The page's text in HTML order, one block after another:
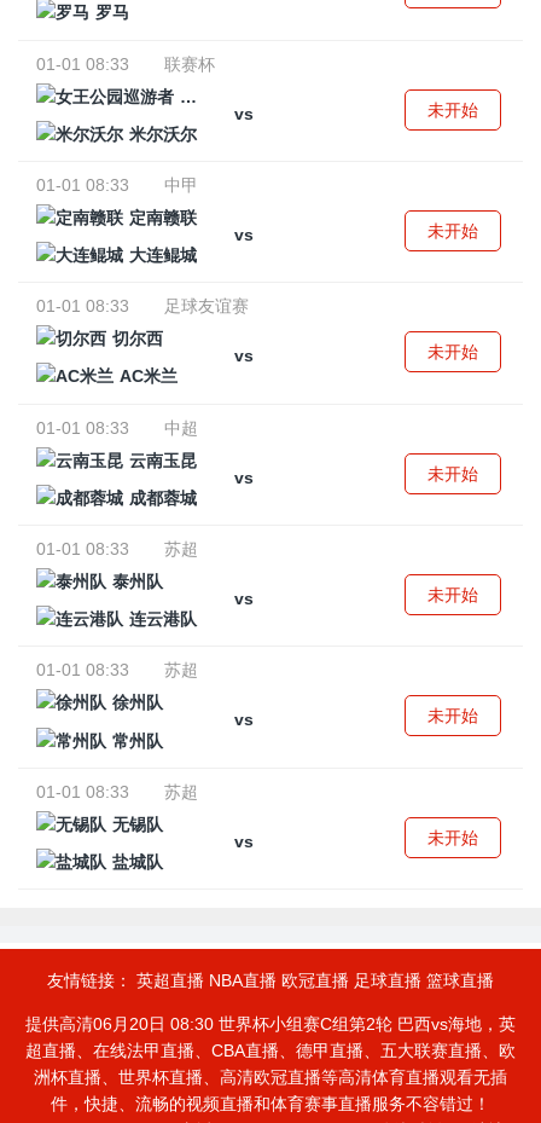
罗马
01-01 08:33
联赛杯
女王公园巡游者
vs
米尔沃尔
未开始
01-01 08:33
中甲
定南赣联
vs
大连鲲城
未开始
01-01 08:33
足球友谊赛
切尔西
vs
AC米兰
未开始
01-01 08:33
中超
云南玉昆
vs
成都蓉城
未开始
01-01 08:33
苏超
泰州队
vs
连云港队
未开始
01-01 08:33
苏超
徐州队
vs
常州队
未开始
01-01 08:33
苏超
无锡队
vs
盐城队
未开始
友情链接： 英超直播 NBA直播 欧冠直播 足球直播 篮球直播
提供高清06月20日 08:30 世界杯小组赛C组第2轮 巴西vs海地，英
超直播、在线法甲直播、CBA直播、德甲直播、五大联赛直播、欧
洲杯直播、世界杯直播、高清欧冠直播等高清体育直播观看无插
件，快捷、流畅的视频直播和体育赛事直播服务不容错过！